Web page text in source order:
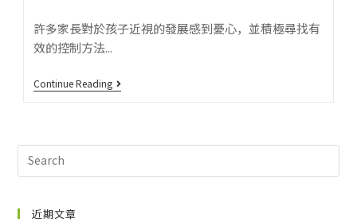
許多家長對於孩子近視的發展感到憂心，並積極尋找有
效的控制方法...
Continue Reading
近期文章